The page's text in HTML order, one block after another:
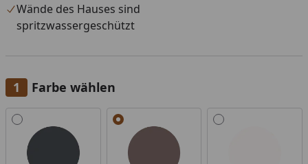
Wände des Hauses sind
spritzwassergeschützt
Farbe wählen
Alle anzeigen (3)